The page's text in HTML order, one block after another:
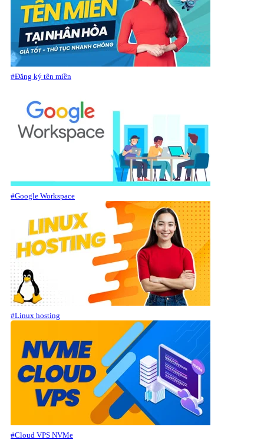
#Đăng ký tên miền
#Google Workspace
#Linux hosting
#Cloud VPS NVMe